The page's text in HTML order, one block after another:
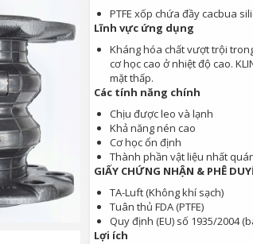
PTFE xốp chứa đầy cacbua
Lĩnh vực ứng dụng
Kháng hóa chất vượt trội
cơ học cao ở nhiệt độ cao.
mặt thấp.
Các tính năng chính
Chịu được leo và lạnh
Khả năng nén cao
Cơ học ổn định
Thành phần vật liệu nhất
GIẤY CHỨNG NHẬN & PHÊ
TA-Luft (Không khí sạch)
Tuân thủ FDA (PTFE)
Quy định (EU) số 1935/2004
Lợi ích